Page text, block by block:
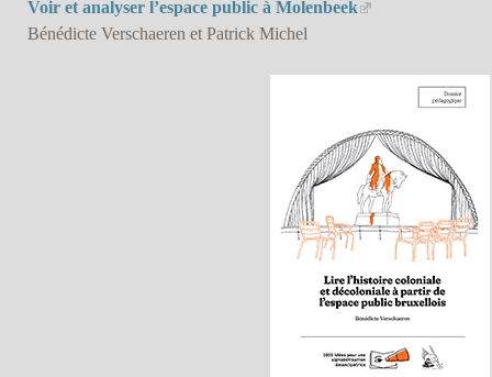
Voir et analyser l’espace public à Molenbeek
Bénédicte Verschaeren et Patrick Michel